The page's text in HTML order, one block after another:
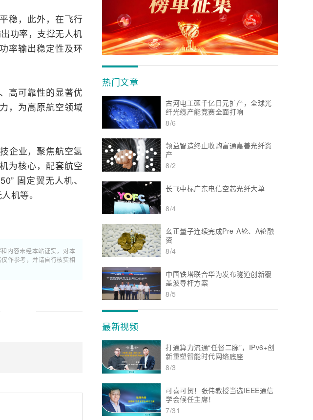
稳，此外，在飞行
功率，支撑无人机
率输出稳定性及环
高可靠性的显著优
，为高原航空领域
企业，聚焦航空氢
为核心，配套航空
固定翼无人机、
机等。
内容未经本站证实，对本
作参考，并请自行核实相
热门文章
古河电工砸千亿日元扩产，全球光
纤光缆产能竞赛全面打响
8/6
领益智造终止收购富通嘉善光纤资
产
8/2
长飞中标广东电信空芯光纤大单
8/4
幺正量子连续完成Pre-A轮、A轮融
资
8/4
中国铁塔联合华为发布隧道创新覆
盖波导杆方案
8/5
最新视频
打通算力流通“任督二脉”，IPv6+创
新重塑智能时代网络底座
8/3
可喜可贺！张伟教授当选IEEE通信
学会候任主席！
7/31